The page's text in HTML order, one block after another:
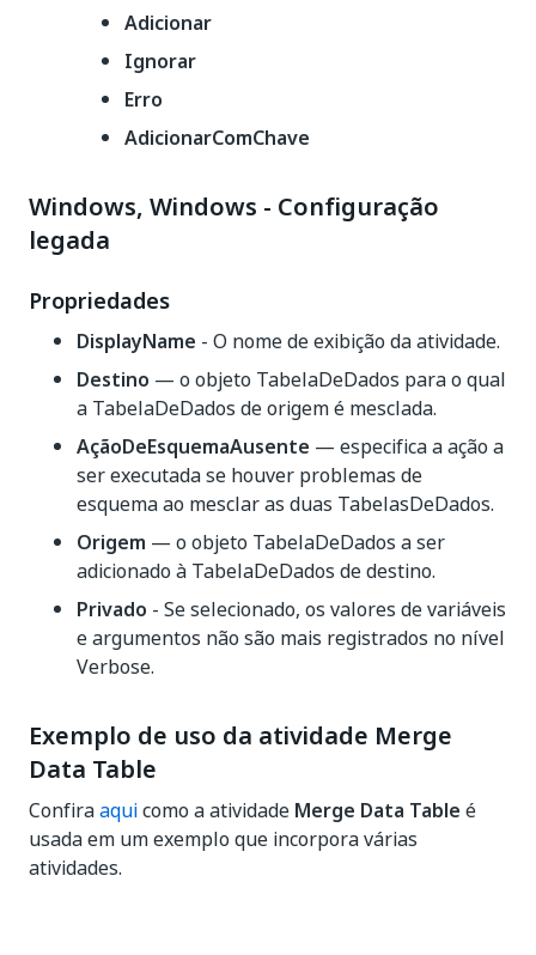
Adicionar
Ignorar
Erro
AdicionarComChave
Windows, Windows - Configuração
legada
Propriedades
DisplayName - O nome de exibição da atividade.
Destino — o objeto TabelaDeDados para o qual
a TabelaDeDados de origem é mesclada.
AçãoDeEsquemaAusente — especifica a ação a
ser executada se houver problemas de
esquema ao mesclar as duas TabelasDeDados.
Origem — o objeto TabelaDeDados a ser
adicionado à TabelaDeDados de destino.
Privado - Se selecionado, os valores de variáveis
e argumentos não são mais registrados no nível
Verbose.
Exemplo de uso da atividade Merge
Data Table
Confiraaquicomo a atividade Merge Data Table é
usada em um exemplo que incorpora várias
atividades.